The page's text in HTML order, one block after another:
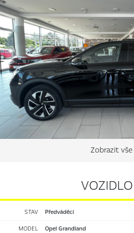
STAV předváděcí
MODEL Opel Grandland